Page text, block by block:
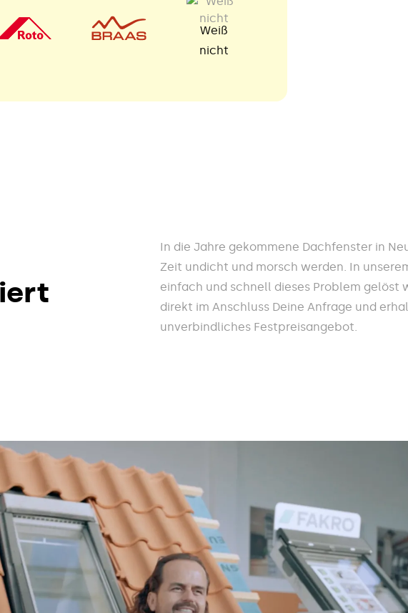
Weiß
nicht
In die Jahre gekommene Dachfenster in
Zeit undicht und morsch werden. In
einfach und schnell dieses Problem gelöst
direkt im Anschluss Deine Anfrage und
unverbindliches Festpreisangebot.